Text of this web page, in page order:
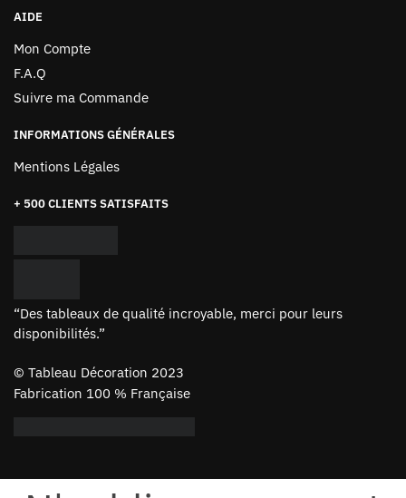
AIDE
Mon Compte
F.A.Q
Suivre ma Commande
INFORMATIONS GÉNÉRALES
Mentions Légales
+ 500 CLIENTS SATISFAITS
“Des tableaux de qualité incroyable, merci pour leurs
disponibilités.”
© Tableau Décoration 2023
Fabrication 100 % Française